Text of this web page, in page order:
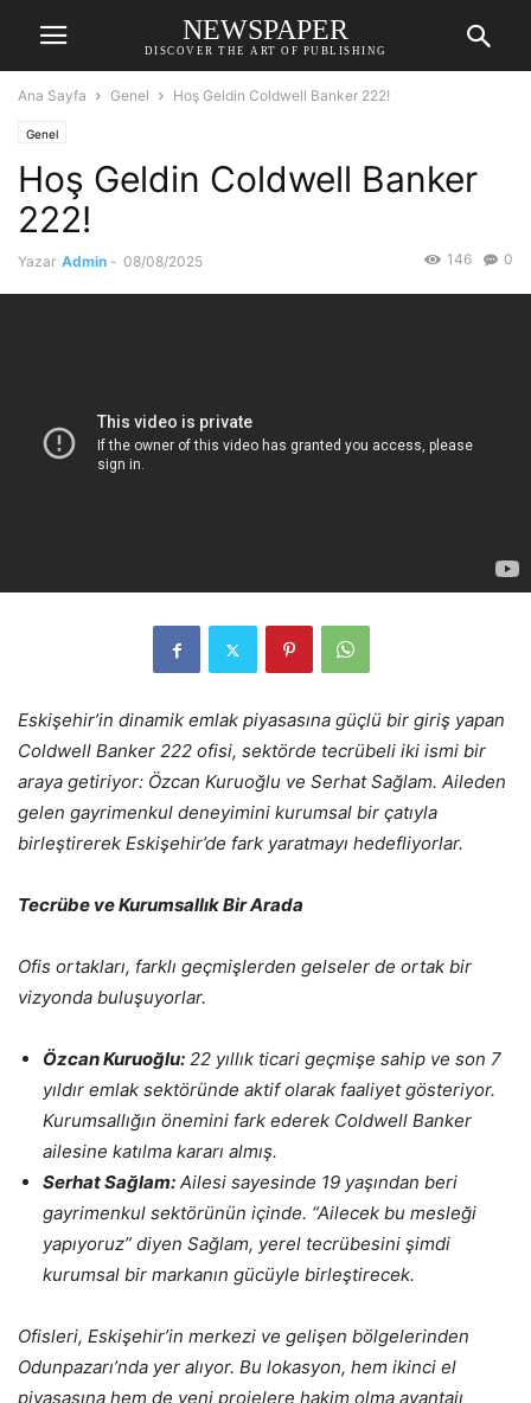
NEWSPAPER
DISCOVER THE ART OF PUBLISHING
Ana Sayfa Genel Hoş Geldin Coldwell Banker 222!
Genel
Hoş Geldin Coldwell Banker
222!
Yazar Admin - 08/08/2025 0
146
Eskişehir’in dinamik emlak piyasasına güçlü bir giriş yapan
Coldwell Banker 222 ofisi, sektörde tecrübeli iki ismi bir
araya getiriyor: Özcan Kuruoğlu ve Serhat Sağlam. Aileden
gelen gayrimenkul deneyimini kurumsal bir çatıyla
birleştirerek Eskişehir’de fark yaratmayı hedefliyorlar.
Tecrübe ve Kurumsallık Bir Arada
Ofis ortakları, farklı geçmişlerden gelseler de ortak bir
vizyonda buluşuyorlar.
Özcan Kuruoğlu: 22 yıllık ticari geçmişe sahip ve son 7
yıldır emlak sektöründe aktif olarak faaliyet gösteriyor.
Kurumsallığın önemini fark ederek Coldwell Banker
ailesine katılma kararı almış.
Serhat Sağlam: Ailesi sayesinde 19 yaşından beri
gayrimenkul sektörünün içinde. “Ailecek bu mesleği
yapıyoruz” diyen Sağlam, yerel tecrübesini şimdi
kurumsal bir markanın gücüyle birleştirecek.
Ofisleri, Eskişehir’in merkezi ve gelişen bölgelerinden
Odunpazarı’nda yer alıyor. Bu lokasyon, hem ikinci el
piyasasına hem de yeni projelere hakim olma avantajı